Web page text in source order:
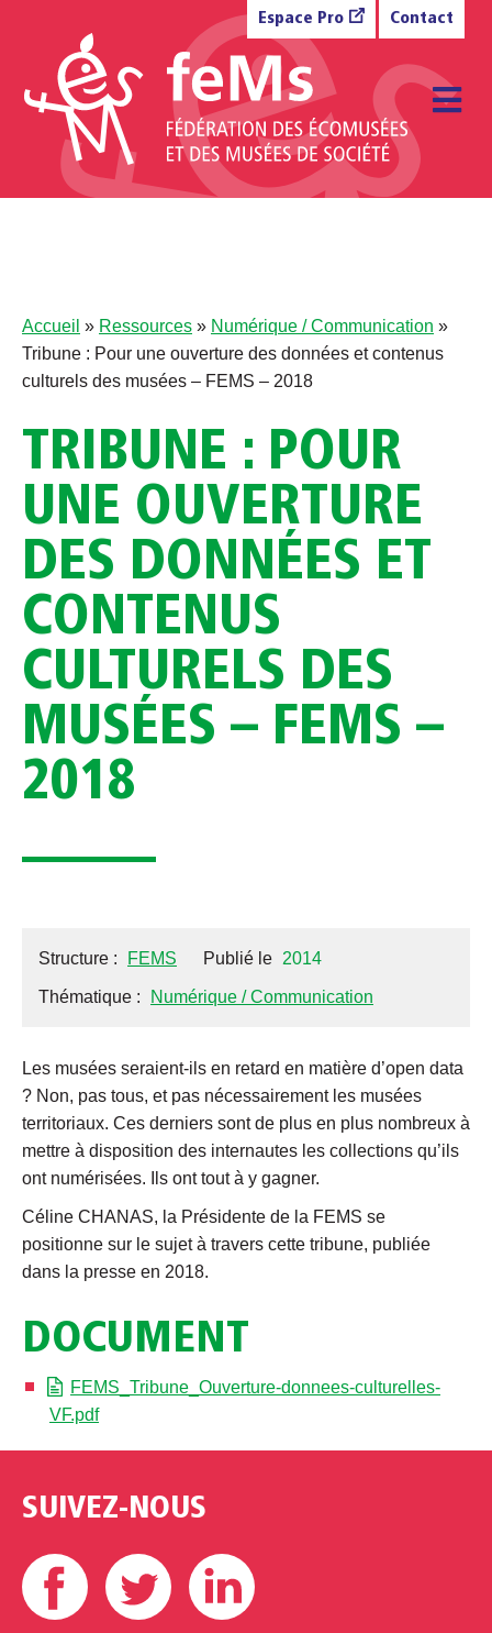
Espace Pro Contact
Accueil » Ressources » Numérique / Communication »
Tribune : Pour une ouverture des données et contenus
culturels des musées – FEMS – 2018
TRIBUNE : POUR
UNE OUVERTURE
DES DONNÉES ET
CONTENUS
CULTURELS DES
MUSÉES – FEMS –
2018
Structure : FEMS Publié le 2014
Thématique : Numérique / Communication
Les musées seraient-ils en retard en matière d’open data
? Non, pas tous, et pas nécessairement les musées
territoriaux. Ces derniers sont de plus en plus nombreux à
mettre à disposition des internautes les collections qu’ils
ont numérisées. Ils ont tout à y gagner.
Céline CHANAS, la Présidente de la FEMS se
positionne sur le sujet à travers cette tribune, publiée
dans la presse en 2018.
DOCUMENT
FEMS_Tribune_Ouverture-donnees-culturelles-
VF.pdf
SUIVEZ-NOUS
Facebook Twitter